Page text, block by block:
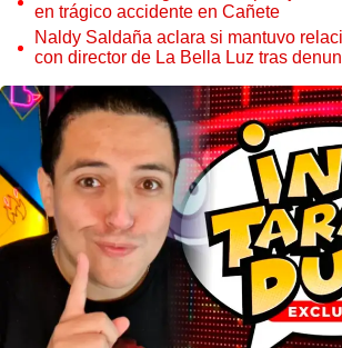
en trágico accidente en Cañete
Naldy Saldaña aclara si mantuvo
con director de La Bella Luz tras